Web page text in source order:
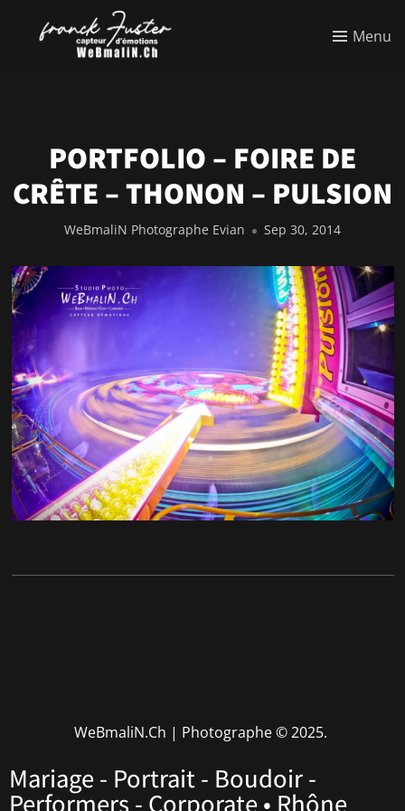
Menu
PORTFOLIO – FOIRE DE
CRÊTE – THONON – PULSION
WeBmaliN Photographe Evian Sep 30, 2014
WeBmaliN.Ch | Photographe© 2025.
Mariage - Portrait - Boudoir -
Performers - Corporate • Rhône